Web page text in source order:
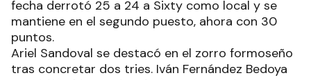
fecha derrotó 25 a 24 a Sixty como local y se
mantiene en el segundo puesto, ahora con 30
puntos.
Ariel Sandoval se destacó en el zorro formoseño
tras concretar dos tries. Iván Fernández Bedoya